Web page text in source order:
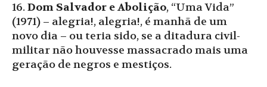
16.Dom Salvador e Abolição, “Uma Vida”
(1971) – alegria!, alegria!, é manhã de um
novo dia – ou teria sido, se a ditadura civil-
militar não houvesse massacrado mais uma
geração de negros e mestiços.